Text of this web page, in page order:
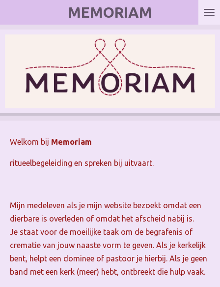
direct
hoofdinhoud
MEMORIAM
Welkom bij Memoriam
ritueelbegeleiding en spreken bij uitvaart.
Mijn medeleven als je mijn website bezoekt omdat een
dierbare is overleden of omdat het afscheid nabij is.
Je staat voor de moeilijke taak om de begrafenis of
crematie van jouw naaste vorm te geven. Als je kerkelijk
bent, helpt een dominee of pastoor je hierbij. Als je geen
band met een kerk (meer) hebt, ontbreekt die hulp vaak.